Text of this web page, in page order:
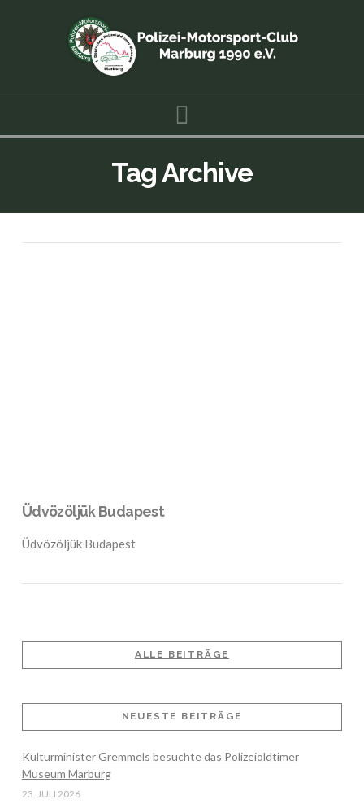
Tag Archive
Üdvözöljük Budapest
Üdvözöljük Budapest
ALLE BEITRÄGE
NEUESTE BEITRÄGE
Kulturminister Gremmels besuchte das Polizeioldtimer
Museum Marburg
23. JULI 2026